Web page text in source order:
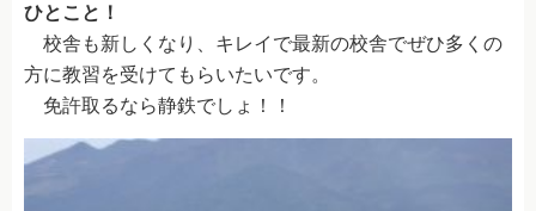
ひとこと！
校舎も新しくなり、キレイで最新の校舎でぜひ多くの
方に教習を受けてもらいたいです。
免許取るなら静鉄でしょ！！